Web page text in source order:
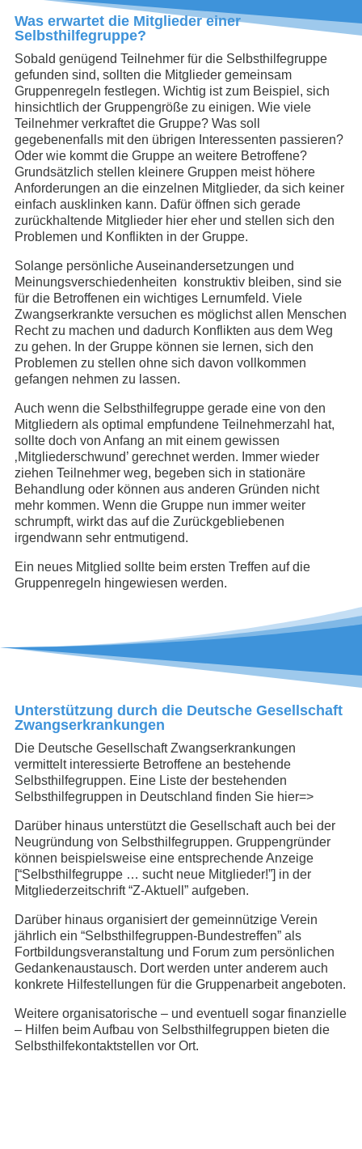
Was erwartet die Mitglieder einer
Selbsthilfegruppe?
Sobald genügend Teilnehmer für die Selbsthilfegruppe
gefunden sind, sollten die Mitglieder gemeinsam
Gruppenregeln festlegen. Wichtig ist zum Beispiel, sich
hinsichtlich der Gruppengröße zu einigen. Wie viele
Teilnehmer verkraftet die Gruppe? Was soll
gegebenenfalls mit den übrigen Interessenten passieren?
Oder wie kommt die Gruppe an weitere Betroffene?
Grundsätzlich stellen kleinere Gruppen meist höhere
Anforderungen an die einzelnen Mitglieder, da sich keiner
einfach ausklinken kann. Dafür öffnen sich gerade
zurückhaltende Mitglieder hier eher und stellen sich den
Problemen und Konflikten in der Gruppe.
Solange persönliche Auseinandersetzungen und
Meinungsverschiedenheiten konstruktiv bleiben, sind sie
für die Betroffenen ein wichtiges Lernumfeld. Viele
Zwangserkrankte versuchen es möglichst allen Menschen
Recht zu machen und dadurch Konflikten aus dem Weg
zu gehen. In der Gruppe können sie lernen, sich den
Problemen zu stellen ohne sich davon vollkommen
gefangen nehmen zu lassen.
Auch wenn die Selbsthilfegruppe gerade eine von den
Mitgliedern als optimal empfundene Teilnehmerzahl hat,
sollte doch von Anfang an mit einem gewissen
‚Mitgliederschwund’ gerechnet werden. Immer wieder
ziehen Teilnehmer weg, begeben sich in stationäre
Behandlung oder können aus anderen Gründen nicht
mehr kommen. Wenn die Gruppe nun immer weiter
schrumpft, wirkt das auf die Zurückgebliebenen
irgendwann sehr entmutigend.
Ein neues Mitglied sollte beim ersten Treffen auf die
Gruppenregeln hingewiesen werden.
Unterstützung durch die Deutsche Gesellschaft
Zwangserkrankungen
Die Deutsche Gesellschaft Zwangserkrankungen
vermittelt interessierte Betroffene an bestehende
Selbsthilfegruppen. Eine Liste der bestehenden
Selbsthilfegruppen in Deutschland finden Sie hier=>
Darüber hinaus unterstützt die Gesellschaft auch bei der
Neugründung von Selbsthilfegruppen. Gruppengründer
können beispielsweise eine entsprechende Anzeige
[“Selbsthilfegruppe … sucht neue Mitglieder!”] in der
Mitgliederzeitschrift “Z-Aktuell” aufgeben.
Darüber hinaus organisiert der gemeinnützige Verein
jährlich ein “Selbsthilfegruppen-Bundestreffen” als
Fortbildungsveranstaltung und Forum zum persönlichen
Gedankenaustausch. Dort werden unter anderem auch
konkrete Hilfestellungen für die Gruppenarbeit angeboten.
Weitere organisatorische – und eventuell sogar finanzielle
– Hilfen beim Aufbau von Selbsthilfegruppen bieten die
Selbsthilfekontaktstellen vor Ort.